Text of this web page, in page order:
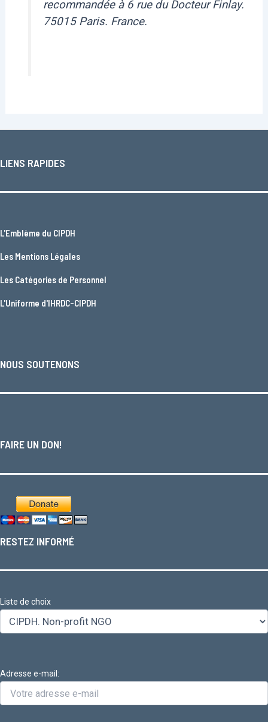
recommandée à 6 rue du Docteur Finlay.
75015 Paris. France.
LIENS RAPIDES
L'Emblème du CIPDH
Les Mentions Légales
Les Catégories de Personnel
L'Uniforme d'IHRDC-CIPDH
NOUS SOUTENONS
FAIRE UN DON!
RESTEZ INFORMÉ
Liste de choix
Adresse e-mail: